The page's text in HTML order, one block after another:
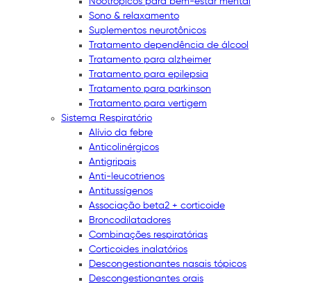
Sono & relaxamento
Suplementos neurotônicos
Tratamento dependência de álcool
Tratamento para alzheimer
Tratamento para epilepsia
Tratamento para parkinson
Tratamento para vertigem
Sistema Respiratório
Alívio da febre
Anticolinérgicos
Antigripais
Anti-leucotrienos
Antitussígenos
Associação beta2 + corticoide
Broncodilatadores
Combinações respiratórias
Corticoides inalatórios
Descongestionantes nasais tópicos
Descongestionantes orais